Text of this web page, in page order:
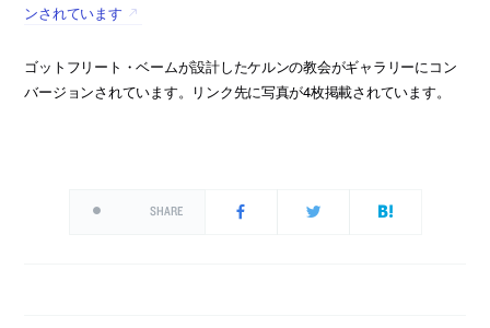
ンされています
ゴットフリート・ベームが設計したケルンの教会がギャラリーにコン
バージョンされています。リンク先に写真が4枚掲載されています。
SHARE